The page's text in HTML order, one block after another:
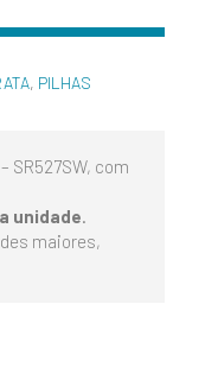
, PILHAS
– SR527SW, com
unidade.
maiores,